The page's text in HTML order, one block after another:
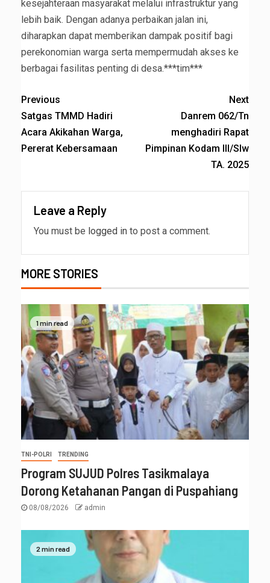
kesejahteraan masyarakat melalui infrastruktur yang
lebih baik. Dengan adanya perbaikan jalan ini,
diharapkan dapat memberikan dampak positif bagi
perekonomian warga serta mempermudah akses ke
berbagai fasilitas penting di desa.***tim***
Previous
Satgas TMMD Hadiri
Acara Akikahan Warga,
Pererat Kebersamaan
Next
Danrem 062/Tn
menghadiri Rapat
Pimpinan Kodam III/Slw
TA. 2025
Leave a Reply
You must be logged in to post a comment.
MORE STORIES
1 min read
TNI-POLRI TRENDING
Program SUJUD Polres Tasikmalaya
Dorong Ketahanan Pangan di Puspahiang
08/08/2026 admin
2 min read